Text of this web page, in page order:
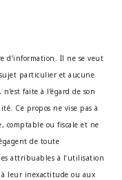
d’information. Il ne se veut
particulier et aucune
faite à l’égard de son
Ce propos ne vise pas à
comptable ou fiscale et ne
de toute
attribuables à l’utilisation
à leur inexactitude ou aux